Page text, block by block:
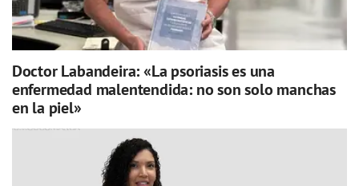
Doctor Labandeira: «La psoriasis es una
enfermedad malentendida: no son solo manchas
en la piel»